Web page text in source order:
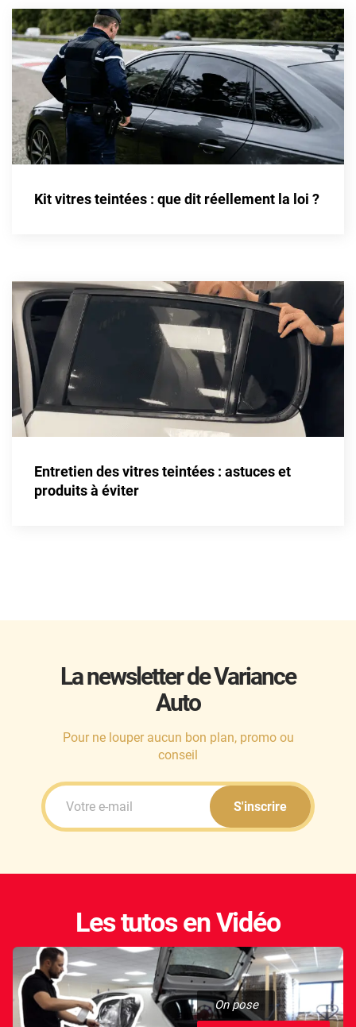
Dacia
Daewoo
Daihatsu
Dodge
Dongfeng
Eagle
Fiat
Fisker
Ford
Foton
Holden
Ineos
Infiniti
Jaguar
Jeep
Jetour
Kit vitres teintées : que dit réellement la loi ?
Entretien des vitres teintées : astuces et
produits à éviter
La newsletter de Variance
Auto
Pour ne louper aucun bon plan, promo ou
conseil
S'inscrire
Les tutos en Vidéo
On pose